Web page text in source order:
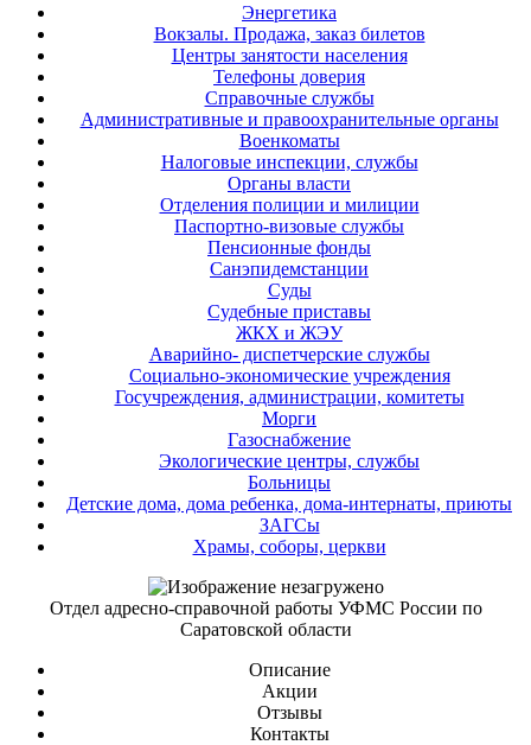
Энергетика
Вокзалы. Продажа, заказ билетов
Центры занятости населения
Телефоны доверия
Справочные службы
Административные и правоохранительные органы
Военкоматы
Налоговые инспекции, службы
Органы власти
Отделения полиции и милиции
Паспортно-визовые службы
Пенсионные фонды
Санэпидемстанции
Суды
Судебные приставы
ЖКХ и ЖЭУ
Аварийно- диспетчерские службы
Социально-экономические учреждения
Госучреждения, администрации, комитеты
Морги
Газоснабжение
Экологические центры, службы
Больницы
Детские дома, дома ребенка, дома-интернаты, приюты
ЗАГСы
Храмы, соборы, церкви
Отдел адресно-справочной работы УФМС России по
Саратовской области
Описание
Акции
Отзывы
Контакты